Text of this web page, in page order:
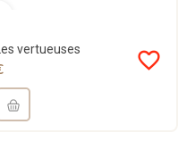
vertueuses favorite_border